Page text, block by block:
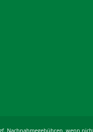
Nachnahmegebühren, wenn